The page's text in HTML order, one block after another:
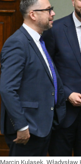
Marcin Kulasek,